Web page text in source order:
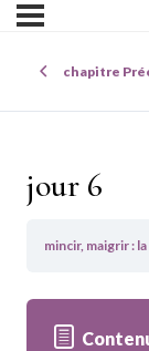
chapitre
jour 6
mincir, maigrir :